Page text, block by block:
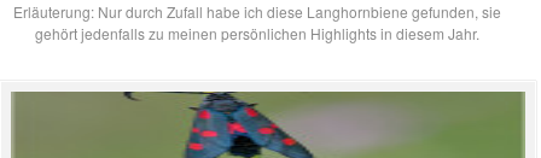
Erläuterung: Nur durch Zufall habe ich diese Langhornbiene gefunden, sie
gehört jedenfalls zu meinen persönlichen Highlights in diesem Jahr.